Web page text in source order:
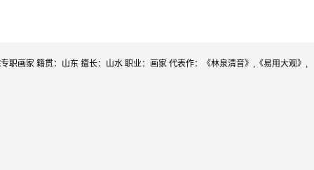
画家 籍贯：山东 擅长：山水 职业：画家 代表作：《林泉清音》,《易用大观》,